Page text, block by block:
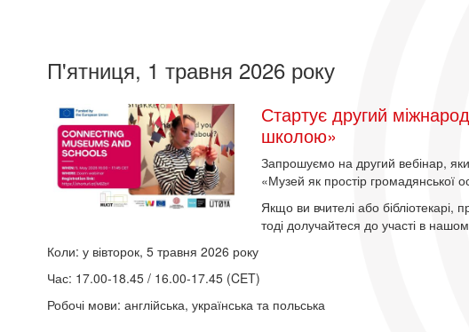
П'ятниця, 1 травня 2026 року
Стартує другий
школою»
Запрошуємо на другий вебінар,
«Музей як простір громадянської
Якщо ви вчителі або бібліотекарі,
тоді долучайтеся до участі в
Коли: у вівторок, 5 травня 2026 року
Час: 17.00-18.45 / 16.00-17.45 (CET)
Робочі мови: англійська, українська та польська